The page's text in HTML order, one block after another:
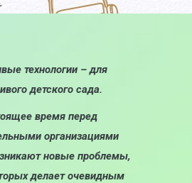
технологии – для
детского сада.
время перед
организациями
новые проблемы,
делает очевидным